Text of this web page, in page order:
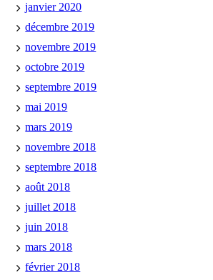
janvier 2020
décembre 2019
novembre 2019
octobre 2019
septembre 2019
mai 2019
mars 2019
novembre 2018
septembre 2018
août 2018
juillet 2018
juin 2018
mars 2018
février 2018